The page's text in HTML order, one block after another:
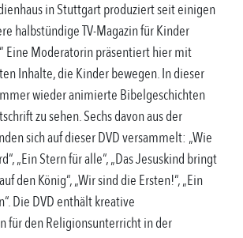
in Stuttgart produziert seit einigen
halbstündige TV-Magazin für Kinder
Eine Moderatorin präsentiert hier mit
Inhalte, die Kinder bewegen. In dieser
wieder animierte Bibelgeschichten
zu sehen. Sechs davon aus der
sich auf dieser DVD versammelt: „Wie
„Ein Stern für alle“, „Das Jesuskind bringt
den König“, „Wir sind die Ersten!“, „Ein
Die DVD enthält kreative
für den Religionsunterricht in der